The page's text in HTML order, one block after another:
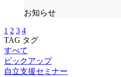
お知らせ
1 2 3 4
TAG タグ
すべて
ピックアップ
自立支援セミナー